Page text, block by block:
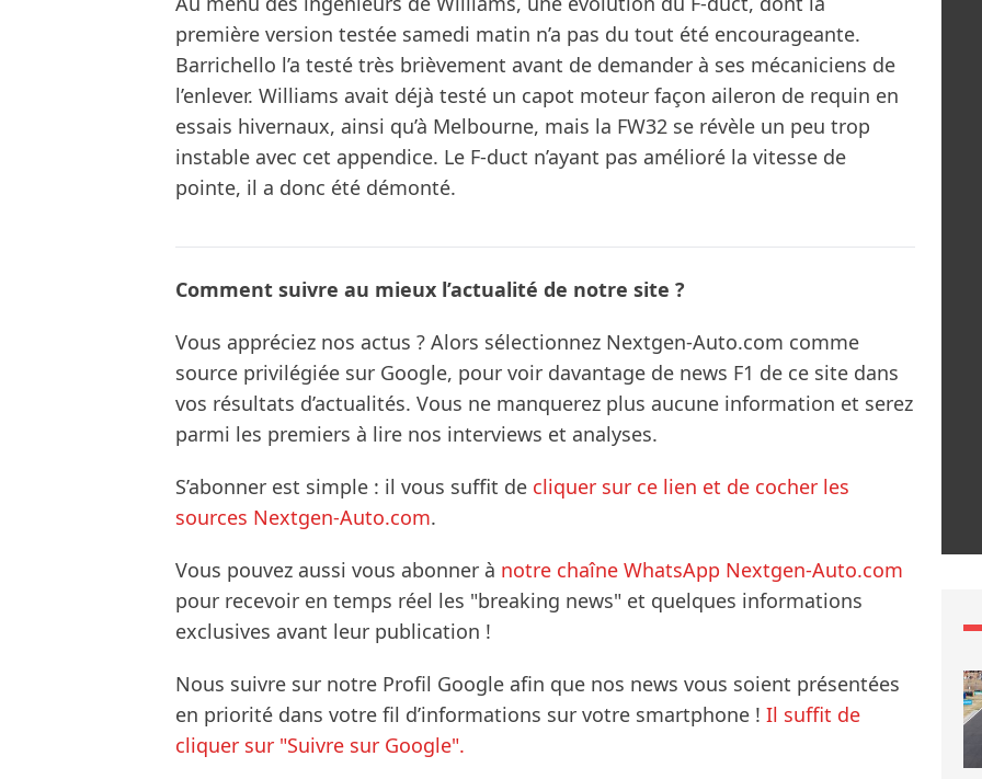
première version testée samedi matin n’a pas du tout été encourageante.
Barrichello l’a testé très brièvement avant de demander à ses mécaniciens de
l’enlever. Williams avait déjà testé un capot moteur façon aileron de requin en
essais hivernaux, ainsi qu’à Melbourne, mais la FW32 se révèle un peu trop
instable avec cet appendice. Le F-duct n’ayant pas amélioré la vitesse de
pointe, il a donc été démonté.
Comment suivre au mieux l’actualité de notre site ?
Vous appréciez nos actus ? Alors sélectionnez Nextgen-Auto.com comme
source privilégiée sur Google, pour voir davantage de news F1 de ce site dans
vos résultats d’actualités. Vous ne manquerez plus aucune information et serez
parmi les premiers à lire nos interviews et analyses.
S’abonner est simple : il vous suffit de cliquer sur ce lien et de cocher les
sources Nextgen-Auto.com.
Vous pouvez aussi vous abonner à notre chaîne WhatsApp Nextgen-Auto.com
pour recevoir en temps réel les "breaking news" et quelques informations
exclusives avant leur publication !
Nous suivre sur notre Profil Google afin que nos news vous soient présentées
en priorité dans votre fil d’informations sur votre smartphone ! Il suffit de
cliquer sur "Suivre sur Google".